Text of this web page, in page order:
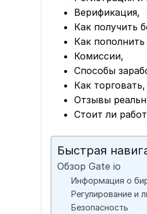
Верификация,
Как получить
Как
Комиссии,
Способы
Как торговать,
Отзывы
Стоит ли
Быстрая
Обзор Gate io
Информация о
Регулирование и
Безопасность